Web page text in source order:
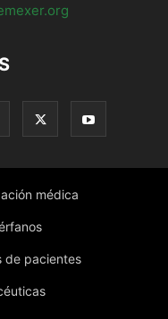
médica
de pacientes